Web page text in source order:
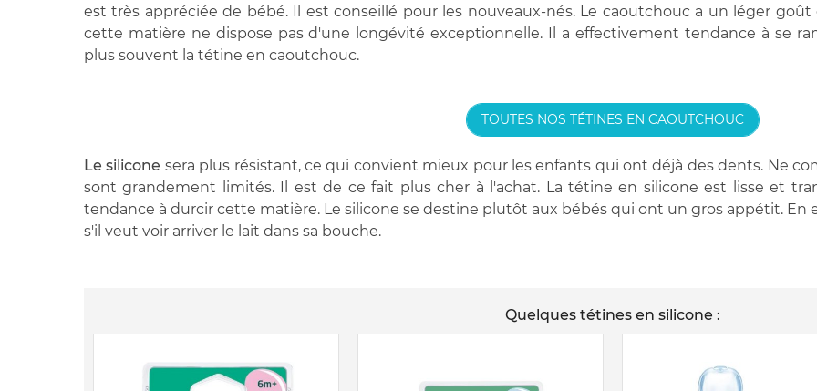
est très appréciée de bébé. Il est conseillé pour les nouveaux-nés. Le caoutchouc a un léger
cette matière ne dispose pas d'une longévité exceptionnelle. Il a effectivement tendance à se
plus souvent la tétine en caoutchouc.
TOUTES NOS TÉTINES EN CAOUTCHOUC
Le silicone sera plus résistant, ce qui convient mieux pour les enfants qui ont déjà des dents. Ne
sont grandement limités. Il est de ce fait plus cher à l'achat. La tétine en silicone est lisse et
tendance à durcir cette matière. Le silicone se destine plutôt aux bébés qui ont un gros appétit.
s'il veut voir arriver le lait dans sa bouche.
Quelques tétines en silicone :